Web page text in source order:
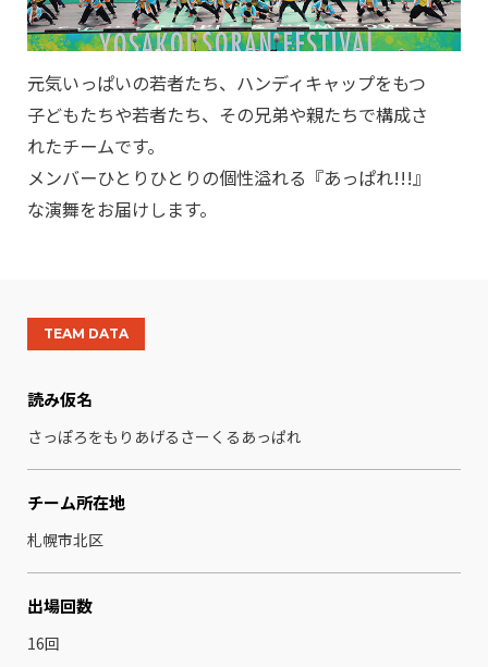
元気いっぱいの若者たち、ハンディキャップをもつ
子どもたちや若者たち、その兄弟や親たちで構成さ
れたチームです。
メンバーひとりひとりの個性溢れる『あっぱれ!!!』
な演舞をお届けします。
TEAM DATA
読み仮名
さっぽろをもりあげるさーくるあっぱれ
チーム所在地
札幌市北区
出場回数
16回